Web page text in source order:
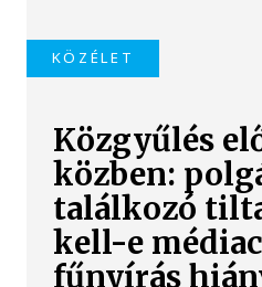
KÖZÉLET
Közgyűlés
közben:
találkozó
kell-e
fűnyírás